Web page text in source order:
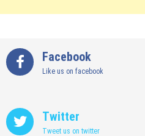
Facebook
Like us on facebook
Twitter
Tweet us on twitter